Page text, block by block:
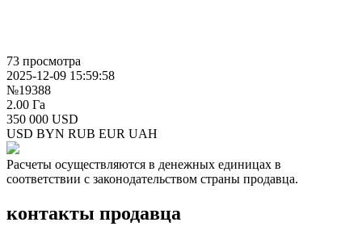
73 просмотра
2025-12-09 15:59:58
№19388
2.00 Га
350 000 USD
USD BYN RUB EUR UAH
Расчеты осуществляются в денежных единицах в
соответствии с законодательством страны продавца.
контакты продавца